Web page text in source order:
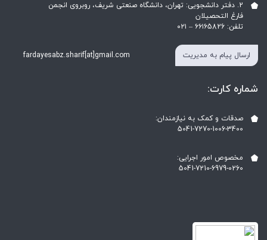
2. دفتر دانشجویی: تهران، دانشگاه صنعتی شریف، روبروی انجمن
فارغ التحصیلان
تلفن: ۶۶۱۶5826 – ۰۲۱
ارسال پیام به مدیریت fardayesabz.sharif[at]gmail.com
شماره کارت:
صدقات و کمک به نیازمندان:
5041-7270-1006-3400
مخصوص امور اجرایی:
5041-7210-6979-0260